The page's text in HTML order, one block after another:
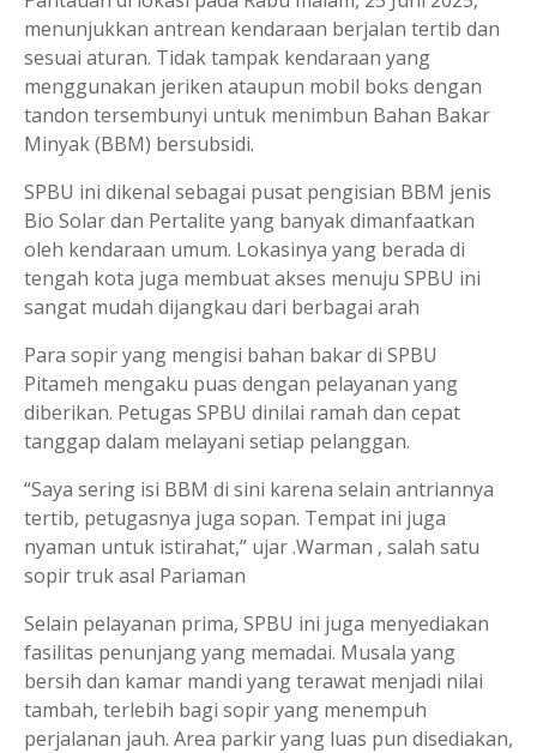
menunjukkan antrean kendaraan berjalan tertib dan
sesuai aturan. Tidak tampak kendaraan yang
menggunakan jeriken ataupun mobil boks dengan
tandon tersembunyi untuk menimbun Bahan Bakar
Minyak (BBM) bersubsidi.
SPBU ini dikenal sebagai pusat pengisian BBM jenis
Bio Solar dan Pertalite yang banyak dimanfaatkan
oleh kendaraan umum. Lokasinya yang berada di
tengah kota juga membuat akses menuju SPBU ini
sangat mudah dijangkau dari berbagai arah
Para sopir yang mengisi bahan bakar di SPBU
Pitameh mengaku puas dengan pelayanan yang
diberikan. Petugas SPBU dinilai ramah dan cepat
tanggap dalam melayani setiap pelanggan.
“Saya sering isi BBM di sini karena selain antriannya
tertib, petugasnya juga sopan. Tempat ini juga
nyaman untuk istirahat,” ujar .Warman , salah satu
sopir truk asal Pariaman
Selain pelayanan prima, SPBU ini juga menyediakan
fasilitas penunjang yang memadai. Musala yang
bersih dan kamar mandi yang terawat menjadi nilai
tambah, terlebih bagi sopir yang menempuh
perjalanan jauh. Area parkir yang luas pun disediakan,